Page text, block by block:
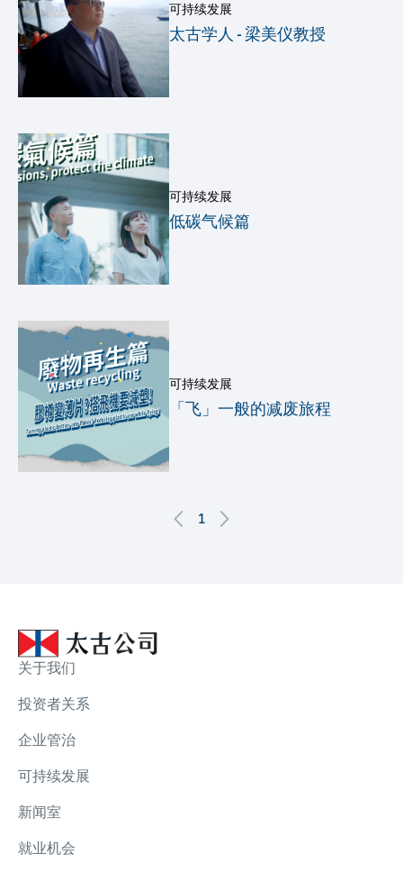
可持续发展
太古学人 - 梁美仪教授
可持续发展
低碳气候篇
可持续发展
「飞」一般的减废旅程
1
关于我们
投资者关系
企业管治
可持续发展
新闻室
就业机会